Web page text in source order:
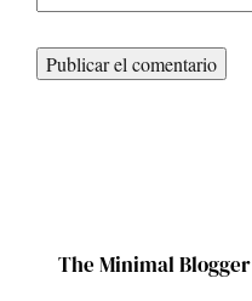
The Minimal Blogger